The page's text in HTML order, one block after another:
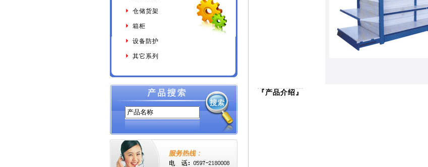
仓储货架
箱柜
设备防护
其它系列
『产品介绍』